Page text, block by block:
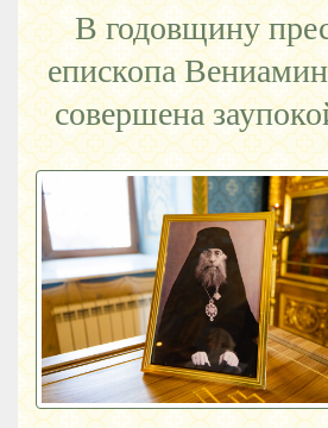
В годовщину
епископа
совершена